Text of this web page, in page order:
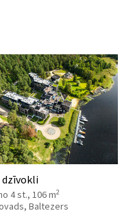
dzīvokli
4 st., 106 m2
Baltezers